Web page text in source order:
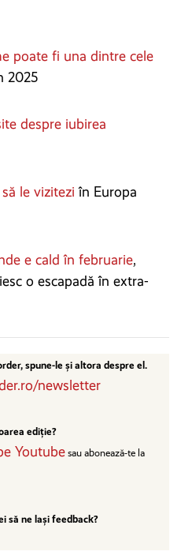
poate fi una dintre cele
2025
despre iubirea
le vizitezi în Europa
e cald în februarie,
o escapadă în extra-
spune-le și altora despre el.
newsletter
ediție?
Youtube sau abonează-te la
să ne lași feedback?